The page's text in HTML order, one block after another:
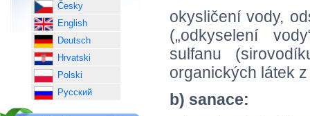
okysličení vody,
(„odkyselení
sulfanu
organických látek
b) sanace:
Česky
English
Deutsch
Hrvatski
Polski
Русский